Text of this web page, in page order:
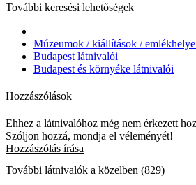
További keresési lehetőségek
Múzeumok / kiállítások /
Budapest látnivalói
Budapest és környéke látnivalói
Hozzászólások
Ehhez a látnivalóhoz még nem érkezett
Szóljon hozzá, mondja el véleményét!
Hozzászólás írása
További látnivalók a közelben (829)